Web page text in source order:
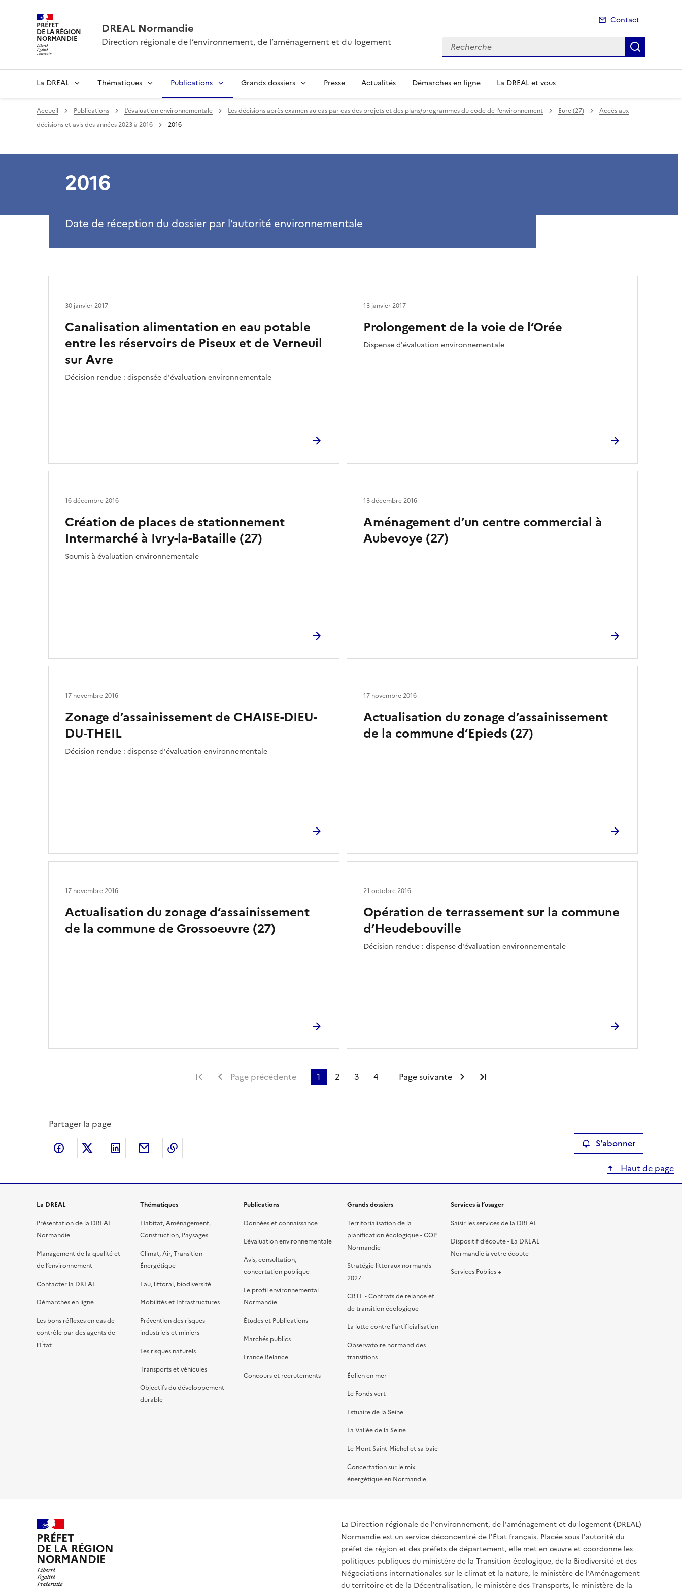
PRÉFET
DE LA RÉGION
NORMANDIE
DREAL Normandie
Direction régionale de l’environnement, de l’aménagement et du logement
Contact
Recherche
La DREAL Thématiques Publications Grands dossiers Presse Actualités Démarches en ligne La DREAL et vous
Accueil Publications L’évaluation environnementale Les décisions après examen au cas par cas des projets et des plans/programmes du code de l’environnement Eure (27)
Accès aux
décisions et avis des années 2023 à 2016
2016
2016
Date de réception du dossier par l’autorité environnementale
Canalisation alimentation en eau potable
entre les réservoirs de Piseux et de Verneuil
sur Avre
Décision rendue : dispensée d'évaluation environnementale
30 janvier 2017
Prolongement de la voie de l’Orée
Dispense d'évaluation environnementale
13 janvier 2017
Création de places de stationnement
Intermarché à Ivry-la-Bataille (27)
Soumis à évaluation environnementale
16 décembre 2016
Aménagement d’un centre commercial à
Aubevoye (27)
13 décembre 2016
Zonage d’assainissement de CHAISE-DIEU-
DU-THEIL
Décision rendue : dispense d'évaluation environnementale
17 novembre 2016
Actualisation du zonage d’assainissement
de la commune d’Epieds (27)
17 novembre 2016
Actualisation du zonage d’assainissement
de la commune de Grossoeuvre (27)
17 novembre 2016
Opération de terrassement sur la commune
d’Heudebouville
Décision rendue : dispense d'évaluation environnementale
21 octobre 2016
Première page
Page précédente 1 2 3 4 Page suivante
Partager la page
Partager sur Facebook
Partager sur XPartager sur LinkedIn
Partager par email S'abonner
Haut de page
La DREAL
Présentation de la DREAL
Normandie
Management de la qualité et
de l’environnement
Contacter la DREAL
Démarches en ligne
Les bons réflexes en cas de
contrôle par des agents de
l’État
Thématiques
Habitat, Aménagement,
Construction, Paysages
Climat, Air, Transition
Énergétique
Eau, littoral, biodiversité
Mobilités et Infrastructures
Prévention des risques
industriels et miniers
Les risques naturels
Transports et véhicules
Objectifs du développement
durable
Publications
Données et connaissance
L’évaluation environnementale
Avis, consultation,
concertation publique
Le profil environnemental
Normandie
Études et Publications
Marchés publics
France Relance
Concours et recrutements
Grands dossiers
Territorialisation de la
planification écologique - COP
Normandie
Stratégie littoraux normands
2027
CRTE - Contrats de relance et
de transition écologique
La lutte contre l’artificialisation
Observatoire normand des
transitions
Éolien en mer
Le Fonds vert
Estuaire de la Seine
La Vallée de la Seine
Le Mont Saint-Michel et sa baie
Concertation sur le mix
énergétique en Normandie
Services à l’usager
Saisir les services de la DREAL
Dispositif d’écoute - La DREAL
Normandie à votre écoute
Services Publics +
PRÉFET
DE LA RÉGION
NORMANDIE
La Direction régionale de l'environnement, de l'aménagement et du logement (DREAL)
Normandie est un service déconcentré de l'État français. Placée sous l'autorité du
préfet de région et des préfets de département, elle met en œuvre et coordonne les
politiques publiques du ministère de la Transition écologique, de la Biodiversité et des
Négociations internationales sur le climat et la nature, le ministère de l’Aménagement
du territoire et de la Décentralisation, le ministère des Transports, le ministère de la